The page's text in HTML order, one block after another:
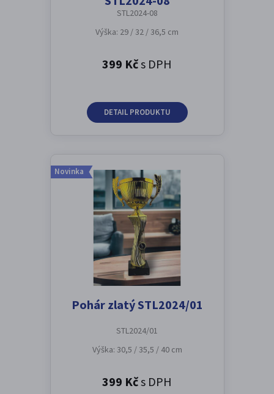
STL2024-08
Výška: 29 / 32 / 36,5 cm
399 Kčs DPH
DETAIL PRODUKTU
Novinka
Pohár zlatý STL2024/01
STL2024/01
Výška: 30,5 / 35,5 / 40 cm
399 Kčs DPH